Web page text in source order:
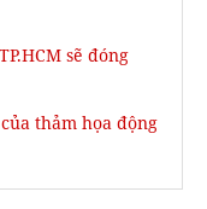
sẽ đóng
thảm họa động